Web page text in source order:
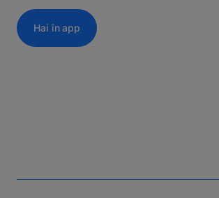
Hai în app